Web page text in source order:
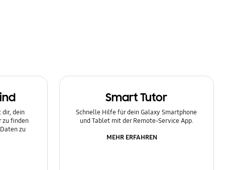
dir, dein
zu finden
zu
Smart Tutor
Schnelle Hilfe für dein Galaxy Smartphone
und Tablet mit der Remote-Service App.
MEHR ERFAHREN